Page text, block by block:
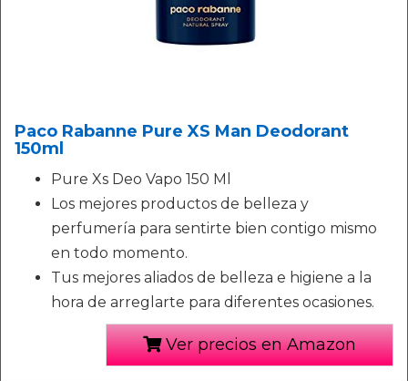
Paco Rabanne Pure XS Man Deodorant
150ml
Pure Xs Deo Vapo 150 Ml
Los mejores productos de belleza y
perfumería para sentirte bien contigo mismo
en todo momento.
Tus mejores aliados de belleza e higiene a la
hora de arreglarte para diferentes ocasiones.
Ver precios en Amazon